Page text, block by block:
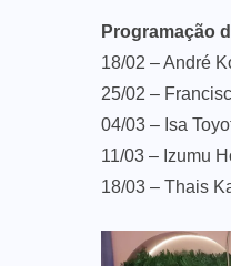
Programação
18/02 – André
25/02 –
04/03 – Isa
11/03 – Izumu
18/03 – Thais